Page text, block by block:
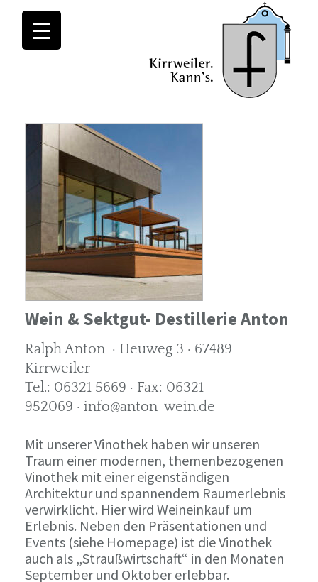
Wein & Sektgut- Destillerie Anton
Ralph Anton · Heuweg 3 · 67489
Kirrweiler
Tel.: 06321 5669 · Fax: 06321
952069 · info@anton-wein.de
Mit unserer Vinothek haben wir unseren
Traum einer modernen, themenbezogenen
Vinothek mit einer eigenständigen
Architektur und spannendem Raumerlebnis
verwirklicht. Hier wird Weineinkauf um
Erlebnis. Neben den Präsentationen und
Events (siehe Homepage) ist die Vinothek
auch als „Straußwirtschaft“ in den Monaten
September und Oktober erlebbar.